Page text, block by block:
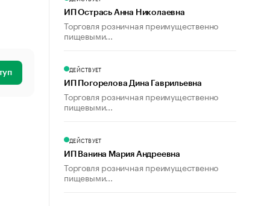
ИП Острась Анна Николаевна
Торговля розничная преимущественно
пищевыми...
ДЕЙСТВУЕТ
ИП Погорелова Дина Гаврильевна
Торговля розничная преимущественно
пищевыми...
ДЕЙСТВУЕТ
ИП Ванина Мария Андреевна
Торговля розничная преимущественно
пищевыми...